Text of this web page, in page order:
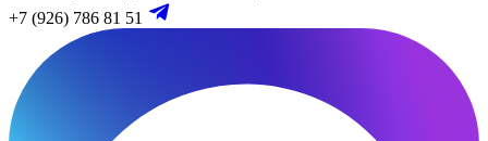
+7 (926) 786 81 51